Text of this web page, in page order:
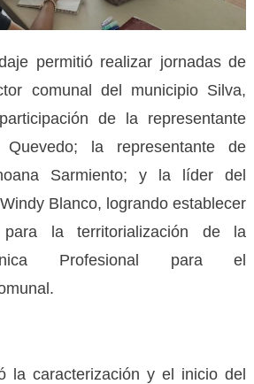
permitió realizar jornadas de
comunal del municipio Silva,
de la representante
Quevedo; la representante de
Sarmiento; y la líder del
Blanco, logrando establecer
la territorialización de la
Profesional para el
la caracterización y el inicio del